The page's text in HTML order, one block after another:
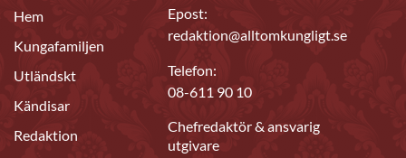
Hem
Kungafamiljen
Utländskt
Kändisar
Redaktion
Epost:
redaktion@alltomkungligt.se
Telefon:
08-611 90 10
Chefredaktör & ansvarig
utgivare